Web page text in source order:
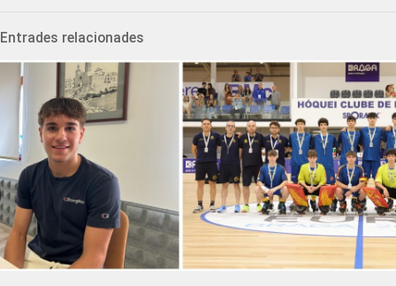
Entrades relacionades